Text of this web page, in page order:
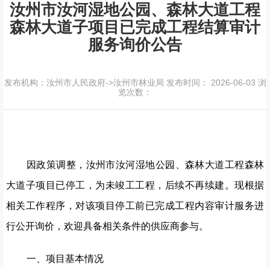
汝州市汝河湿地公园、森林大道工程
森林大道子项目已完成工程结算审计
服务询价公告
发布机构：汝州市人民政府->汝州市林业局 发布时间： 2026-06-03 浏
览次数：
因政策调整，汝州市汝河湿地公园、森林大道工程森林
大道子项目已停工，为未竣工工程，后续不再续建。现根据
相关工作程序，对该项目停工前已完成工程内容审计服务进
行公开询价，欢迎具备相关条件的供应商参与。
一、项目基本情况